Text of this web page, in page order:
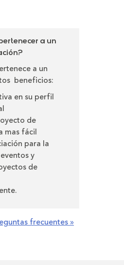
a un
a un
beneficios:
en su perfil
de
mas fácil
para la
y
de
frecuentes »